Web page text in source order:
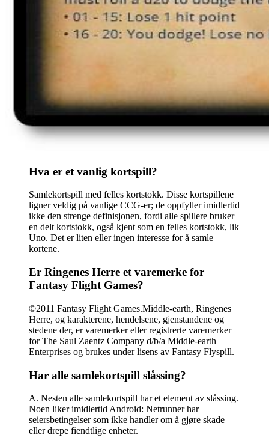
Hva er et vanlig kortspill?
Samlekortspill med felles kortstokk. Disse kortspillene
ligner veldig på vanlige CCG-er; de oppfyller imidlertid
ikke den strenge definisjonen, fordi alle spillere bruker
en delt kortstokk, også kjent som en felles kortstokk, lik
Uno. Det er liten eller ingen interesse for å samle
kortene.
Er Ringenes Herre et varemerke for
Fantasy Flight Games?
©2011 Fantasy Flight Games.Middle-earth, Ringenes
Herre, og karakterene, hendelsene, gjenstandene og
stedene der, er varemerker eller registrerte varemerker
for The Saul Zaentz Company d/b/a Middle-earth
Enterprises og brukes under lisens av Fantasy Flyspill.
Har alle samlekortspill slåssing?
A. Nesten alle samlekortspill har et element av slåssing.
Noen liker imidlertid Android: Netrunner har
seiersbetingelser som ikke handler om å gjøre skade
eller drepe fiendtlige enheter.